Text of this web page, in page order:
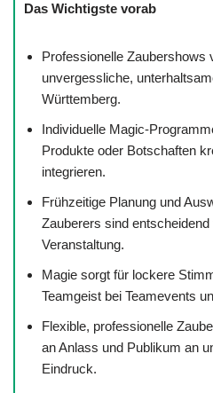
Das Wichtigste vorab
Professionelle Zaubershows
unvergessliche,
Württemberg.
Individuelle Magic-
Produkte oder Botschaften
integrieren.
Frühzeitige Planung und
Zauberers sind
Veranstaltung.
Magie sorgt für lockere
Teamgeist bei Teamevents
Flexible, professionelle
an Anlass und Publikum an
Eindruck.